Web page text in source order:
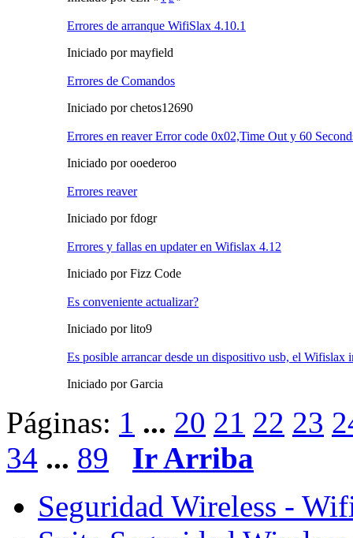
Errores de arranque WifiSlax 4.10.1
Iniciado por mayfield
Errores de Comandos
Iniciado por chetos12690
Errores en reaver Error code 0x02,Time Out y 60
Iniciado por ooederoo
Errores reaver
Iniciado por fdogr
Errores y fallas en updater en Wifislax 4.12
Iniciado por Fizz Code
Es conveniente actualizar?
Iniciado por lito9
Es posible arrancar desde un dispositivo usb, el Wifislax
Iniciado por Garcia
Páginas: 1 ... 20 21 22 23
34 ... 89
Ir Arriba
Seguridad Wireless -